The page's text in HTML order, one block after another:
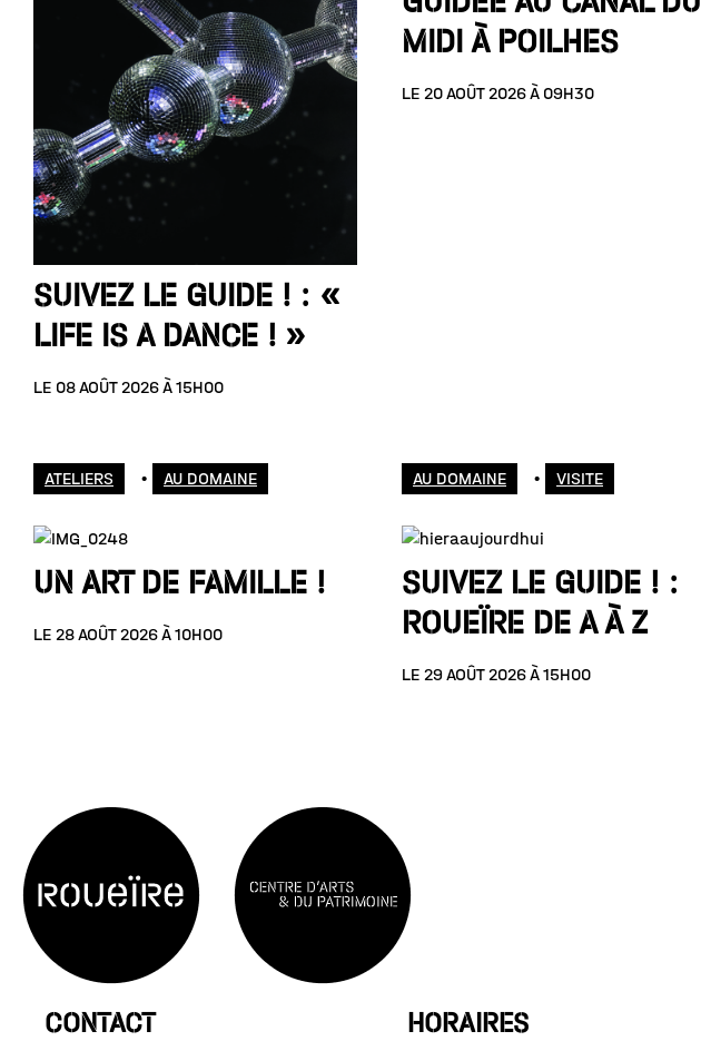
SUIVEZ LE GUIDE ! : «
LIFE IS A DANCE ! »
LE 08 AOÛT 2026 À 15H00
MIDI À POILHES
LE 20 AOÛT 2026 À 09H30
ATELIERS • AU DOMAINE
UN ART DE FAMILLE !
LE 28 AOÛT 2026 À 10H00
AU DOMAINE • VISITE
SUIVEZ LE GUIDE ! :
ROUEÏRE DE A À Z
LE 29 AOÛT 2026 À 15H00
CONTACT HORAIRES